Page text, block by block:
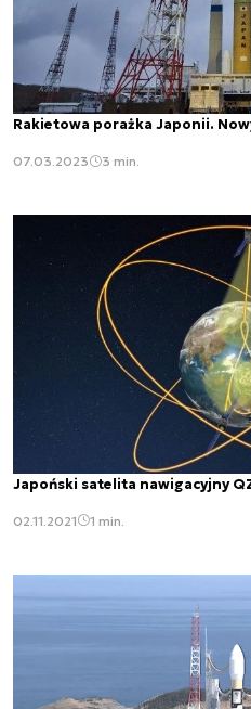
Rakietowa porażka Japonii.
07.03.2023 3 min.
Japoński satelita nawigacyjny
02.11.2021 1 min.